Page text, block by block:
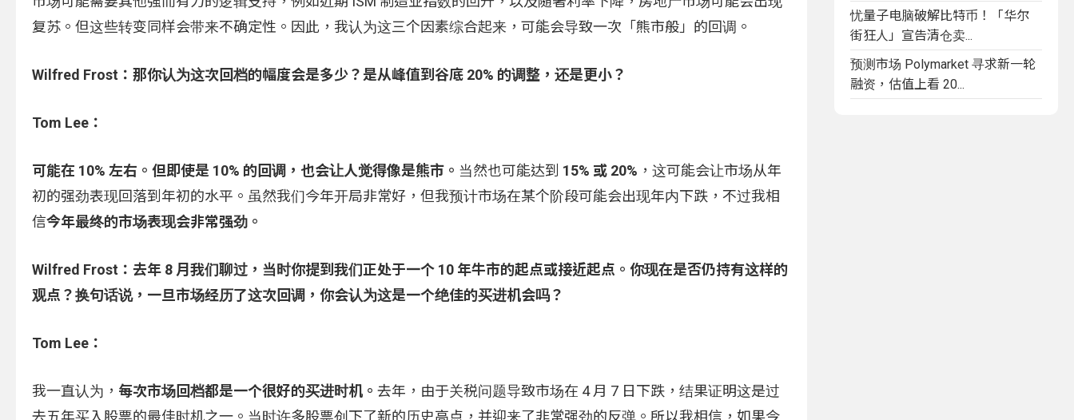
复苏。但这些转变同样会带来不确定性。因此，我认为这三个因素综合起来，可能会导致一次「熊市般」的回调。
Wilfred Frost：那你认为这次回档的幅度会是多少？是从峰值到谷底 20% 的调整，还是更小？
Tom Lee：
可能在 10% 左右。但即使是 10% 的回调，也会让人觉得像是熊市。 当然也可能达到 15% 或 20% ，这可能会让市场从年
初的强劲表现回落到年初的水平。虽然我们今年开局非常好，但我预计市场在某个阶段可能会出现年内下跌，不过我相
信今年最终的市场表现会非常强劲。
Wilfred Frost：去年 8 月我们聊过，当时你提到我们正处于一个 10 年牛市的起点或接近起点。你现在是否仍持有这样的
观点？换句话说，一旦市场经历了这次回调，你会认为这是一个绝佳的买进机会吗？
Tom Lee：
我一直认为， 每次市场回档都是一个很好的买进时机。去年，由于关税问题导致市场在 4 月 7 日下跌，结果证明这是过
去五年买入股票的最佳时机之一。当时许多股票创下了新的历史高点，并迎来了非常强劲的反弹。所以我相信，如果今
忧量子电脑破解比特币！「华尔
街狂人」宣告清仓卖...
预测市场 Polymarket 寻求新一轮
融资，估值上看 20...